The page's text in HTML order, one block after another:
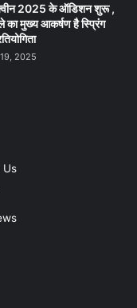
2025 के ऑडिशन शुरू ,
का मुख्य आकर्षण है स्प्रिंग
2025
Us